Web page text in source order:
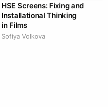
HSE Screens: Fixing and
Installational Thinking
in Films
Sofiya Volkova